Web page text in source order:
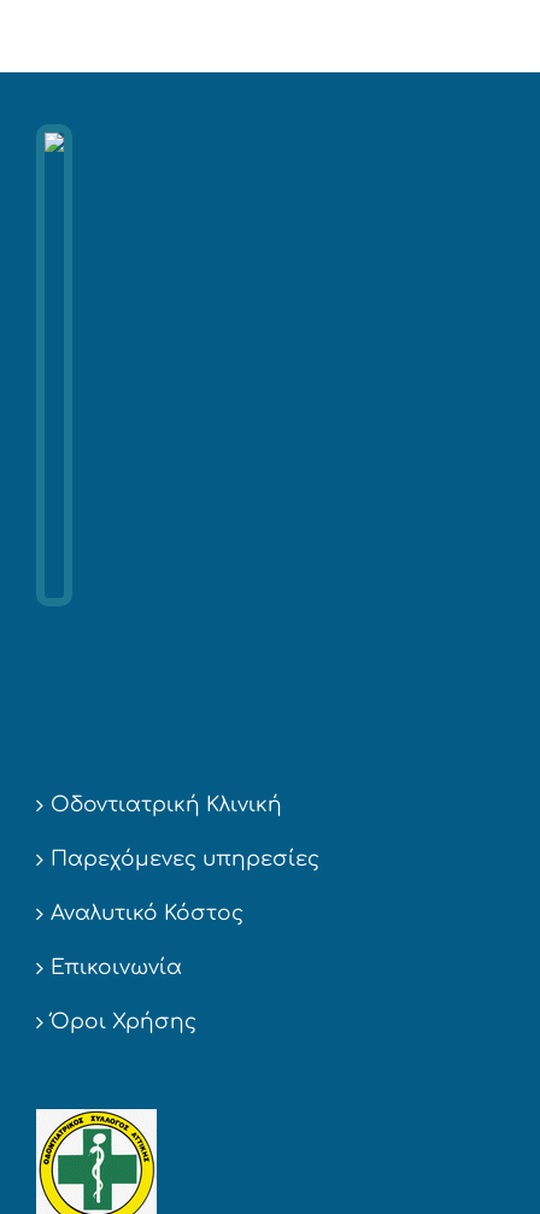
Οδοντιατρική Κλινική
Παρεχόμενες υπηρεσίες
Αναλυτικό Κόστος
Επικοινωνία
Όροι Χρήσης